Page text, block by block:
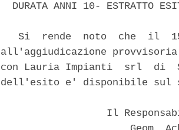
DURATA ANNI 10- ESTRATTO
Si  rende  noto  che  il
all'aggiudicazione
con Lauria Impianti  srl  di
dell'esito e' disponibile sul
Il